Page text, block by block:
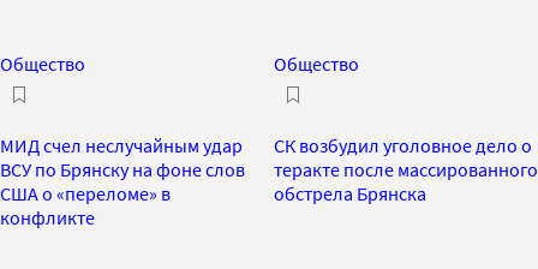
Общество
МИД счел неслучайным удар
ВСУ по Брянску на фоне слов
США о «переломе» в
конфликте
Общество
СК возбудил уголовное дело о
теракте после массированного
обстрела Брянска